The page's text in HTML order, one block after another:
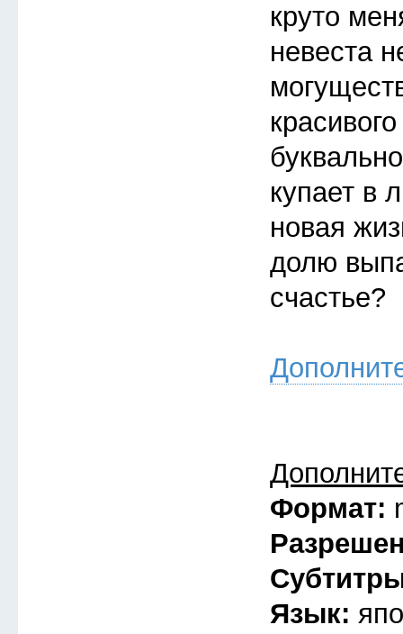
круто
невеста
купает в
новая
долю
счастье?
Формат:
Язык: